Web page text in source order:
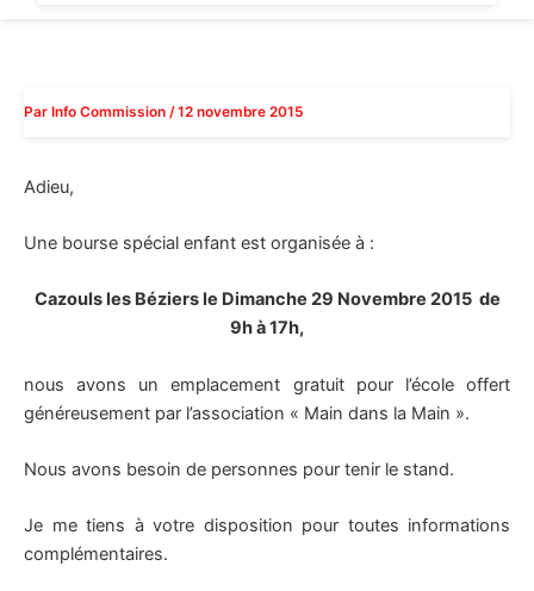
Par Info Commission /12 novembre 2015
Adieu,
Une bourse spécial enfant est organisée à :
Cazouls les Béziers le Dimanche 29 Novembre 2015 de
9h à 17h,
nous avons un emplacement gratuit pour l’école offert
généreusement par l’association « Main dans la Main ».
Nous avons besoin de personnes pour tenir le stand.
Je me tiens à votre disposition pour toutes informations
complémentaires.